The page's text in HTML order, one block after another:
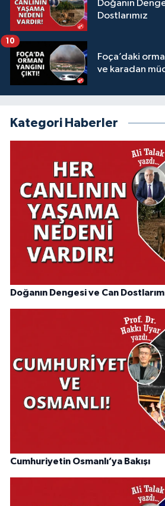
Doğanın
Dostlarımız
Foça’daki
ve karadan
10
Kategori Haberler
Doğanın Dengesi ve Can
Cumhuriyetin Osmanlı’ya Bakışı